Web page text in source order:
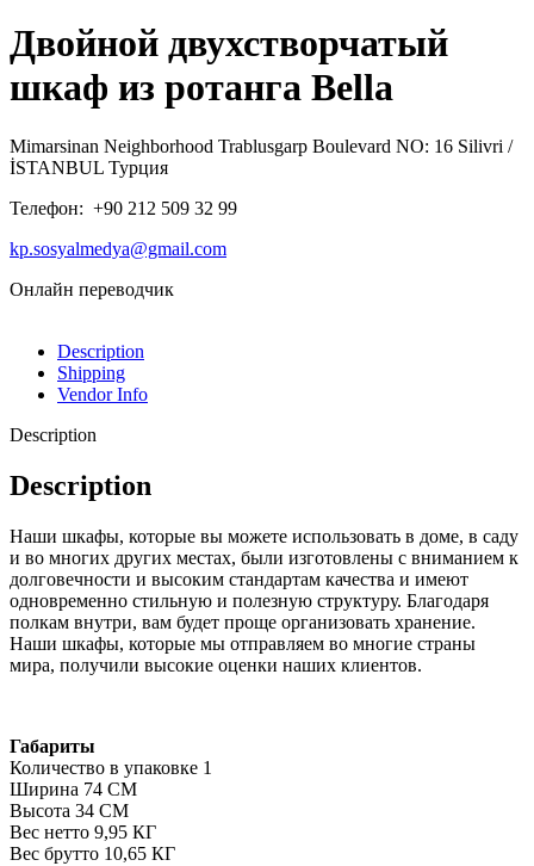
Двойной двухстворчатый
шкаф из ротанга Bella
Mimarsinan Neighborhood Trablusgarp Boulevard NO: 16 Silivri /
İSTANBUL Турция
Телефон: +90 212 509 32 99
kp.sosyalmedya@gmail.com
Онлайн переводчик
Description
Shipping
Vendor Info
Description
Description
Наши шкафы, которые вы можете использовать в доме, в саду
и во многих других местах, были изготовлены с вниманием к
долговечности и высоким стандартам качества и имеют
одновременно стильную и полезную структуру. Благодаря
полкам внутри, вам будет проще организовать хранение.
Наши шкафы, которые мы отправляем во многие страны
мира, получили высокие оценки наших клиентов.
Габариты
Количество в упаковке 1
Ширина 74 СМ
Высота 34 СМ
Вес нетто 9,95 КГ
Вес брутто 10,65 КГ